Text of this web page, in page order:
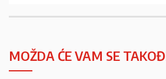
MOŽDA ĆE VAM SE